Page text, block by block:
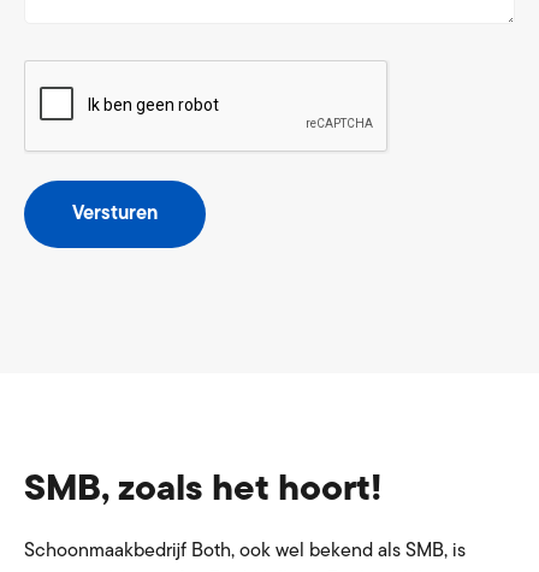
Versturen
SMB, zoals het hoort!
Schoonmaakbedrijf Both, ook wel bekend als SMB, is